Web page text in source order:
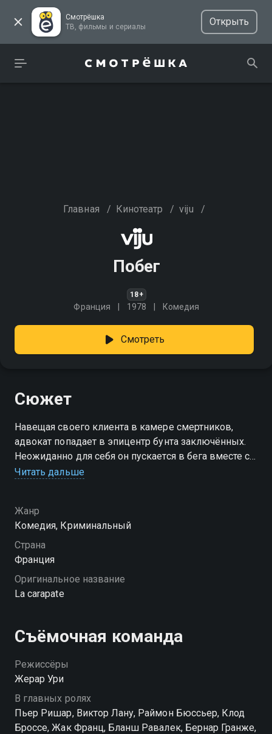
Смотрёшка
ТВ, фильмы и сериалы
Открыть
Главная / Кинотеатр / viju /
Побег
18+
Франция 1978 Комедия
Смотреть
Сюжет
Навещая своего клиента в камере смертников,
адвокат попадает в эпицентр бунта заключённых.
Неожиданно для себя он пускается в бега вместе со
своим подзащитным, спасаясь от гнева охранников
Читать дальше
Жанр
Комедия, Криминальный
Страна
Франция
Оригинальное название
La carapate
Съёмочная команда
Режиссёры
Жерар Ури
В главных ролях
Пьер Ришар, Виктор Лану, Раймон Бюссьер, Клод
Броссе, Жак Франц, Бланш Равалек, Бернар Гранже,